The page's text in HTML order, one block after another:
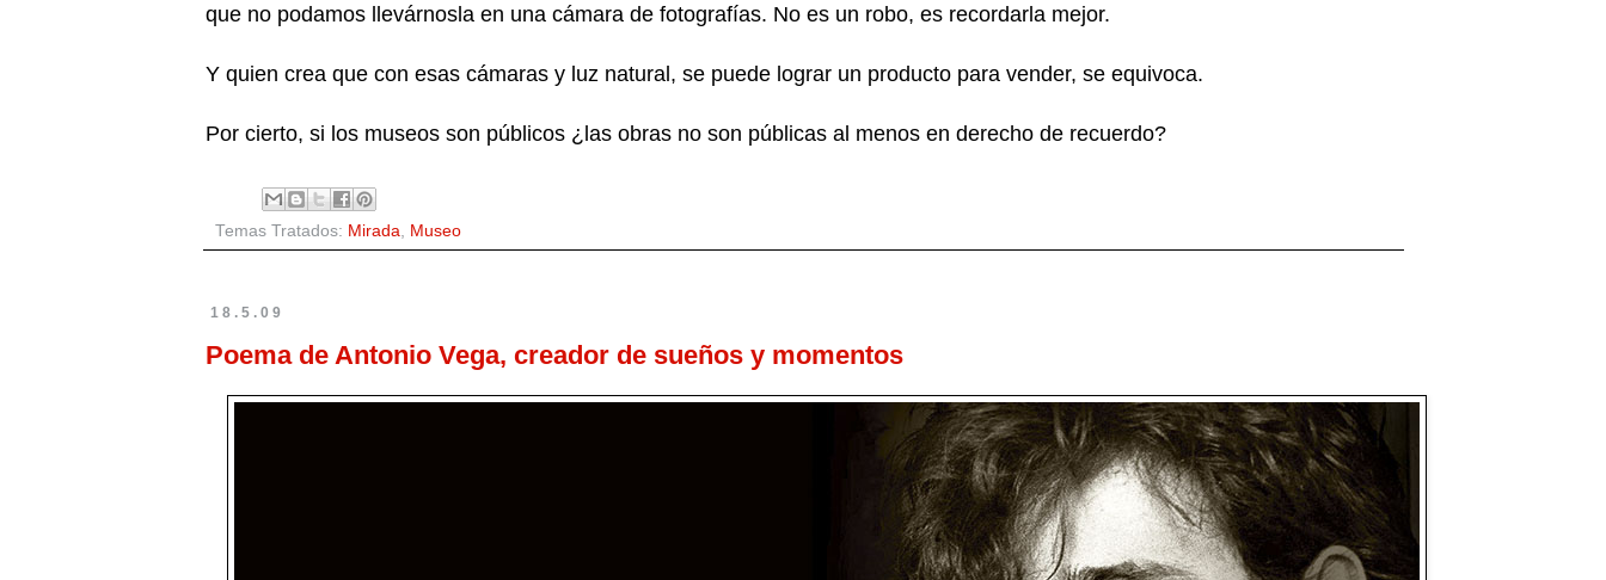
que no podamos llevárnosla en una cámara de fotografías. No es un robo, es recordarla mejor.
Y quien crea que con esas cámaras y luz natural, se puede lograr un producto para vender, se equivoca.
Por cierto, si los museos son públicos ¿las obras no son públicas al menos en derecho de recuerdo?
Temas Tratados: Mirada Museo
18.5.09
Poema de Antonio Vega, creador de sueños y momentos